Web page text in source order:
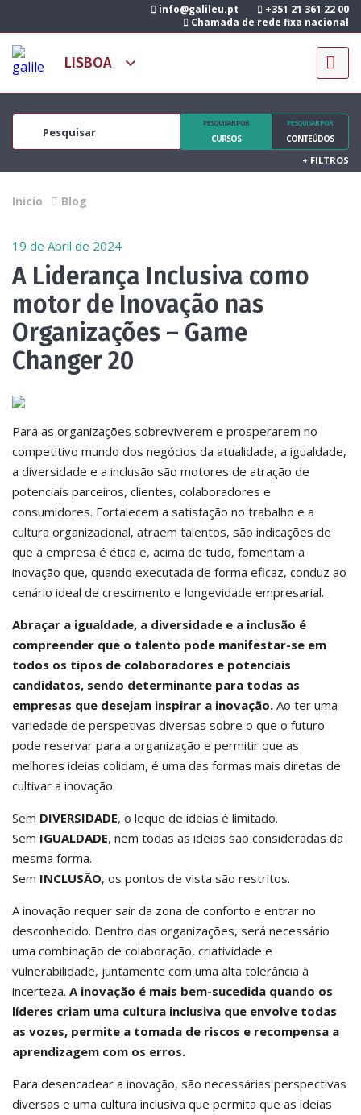
info@galileu.pt
+351 21 361 22 00
Chamada de rede fixa nacional
PESQUISAR POR
CURSOS
PESQUISAR POR
CONTEÚDOS
+ FILTROS
Inicío Blog
19 de Abril de 2024
A Liderança Inclusiva como
motor de Inovação nas
Organizações – Game
Changer 20
Para as organizações sobreviverem e prosperarem no
competitivo mundo dos negócios da atualidade, a igualdade,
a diversidade e a inclusão são motores de atração de
potenciais parceiros, clientes, colaboradores e
consumidores. Fortalecem a satisfação no trabalho e a
cultura organizacional, atraem talentos, são indicações de
que a empresa é ética e, acima de tudo, fomentam a
inovação que, quando executada de forma eficaz, conduz ao
cenário ideal de crescimento e longevidade empresarial.
Abraçar a igualdade, a diversidade e a inclusão é
compreender que o talento pode manifestar-se em
todos os tipos de colaboradores e potenciais
candidatos, sendo determinante para todas as
empresas que desejam inspirar a inovação. Ao ter uma
variedade de perspetivas diversas sobre o que o futuro
pode reservar para a organização e permitir que as
melhores ideias colidam, é uma das formas mais diretas de
cultivar a inovação.
Sem DIVERSIDADE, o leque de ideias é limitado.
Sem IGUALDADE, nem todas as ideias são consideradas da
mesma forma.
Sem INCLUSÃO, os pontos de vista são restritos.
A inovação requer sair da zona de conforto e entrar no
desconhecido. Dentro das organizações, será necessário
uma combinação de colaboração, criatividade e
vulnerabilidade, juntamente com uma alta tolerância à
incerteza. A inovação é mais bem-sucedida quando os
líderes criam uma cultura inclusiva que envolve todas
as vozes, permite a tomada de riscos e recompensa a
aprendizagem com os erros.
Para desencadear a inovação, são necessárias perspectivas
diversas e uma cultura inclusiva que permita que as ideias